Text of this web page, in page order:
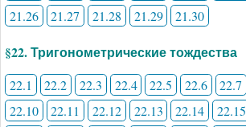
21.26
21.27 21.28 21.29 21.30
§22. Тригонометрические тождества
22.1 22.2 22.3 22.4 22.5 22.6 22.7
22.10
22.11 22.12 22.13 22.14 22.15